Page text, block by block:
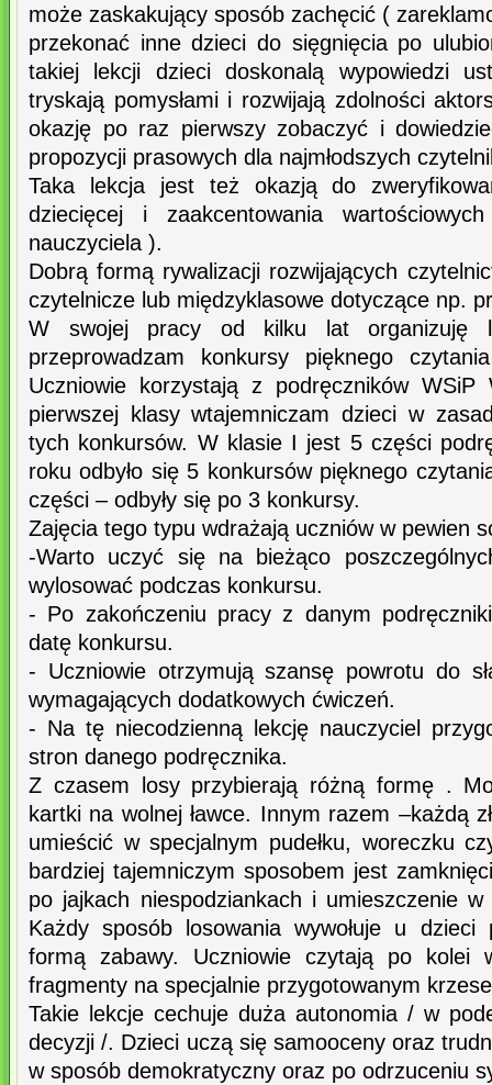
może zaskakujący sposób zachęcić (
przekonać inne dzieci do sięgnięcia po
takiej lekcji dzieci doskonalą wypowiedzi
tryskają pomysłami i rozwijają zdolności
okazję po raz pierwszy zobaczyć i
propozycji prasowych dla najmłodszych
Taka lekcja jest też okazją do
dziecięcej i zaakcentowania
nauczyciela ).
Dobrą formą rywalizacji rozwijających
czytelnicze lub międzyklasowe dotyczące np.
W swojej pracy od kilku lat organizuję
przeprowadzam konkursy pięknego
Uczniowie korzystają z podręczników WSiP
pierwszej klasy wtajemniczam dzieci w
tych konkursów. W klasie I jest 5 części
roku odbyło się 5 konkursów pięknego
części – odbyły się po 3 konkursy.
Zajęcia tego typu wdrażają uczniów w pewien
-Warto uczyć się na bieżąco
wylosować podczas konkursu.
- Po zakończeniu pracy z danym
datę konkursu.
- Uczniowie otrzymują szansę powrotu do
wymagających dodatkowych ćwiczeń.
- Na tę niecodzienną lekcję nauczyciel
stron danego podręcznika.
Z czasem losy przybierają różną formę .
kartki na wolnej ławce. Innym razem –każdą
umieścić w specjalnym pudełku, woreczku
bardziej tajemniczym sposobem jest
po jajkach niespodziankach i umieszczenie w
Każdy sposób losowania wywołuje u
formą zabawy. Uczniowie czytają po kolei
fragmenty na specjalnie przygotowanym
Takie lekcje cechuje duża autonomia / w
decyzji /. Dzieci uczą się samooceny oraz
w sposób demokratyczny oraz po odrzuceniu